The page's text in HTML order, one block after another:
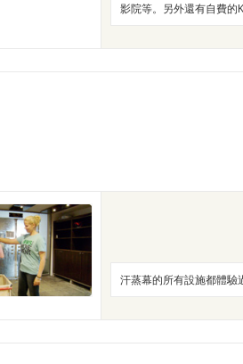
影院等。另外還有自費的
汗蒸幕的所有設施都體